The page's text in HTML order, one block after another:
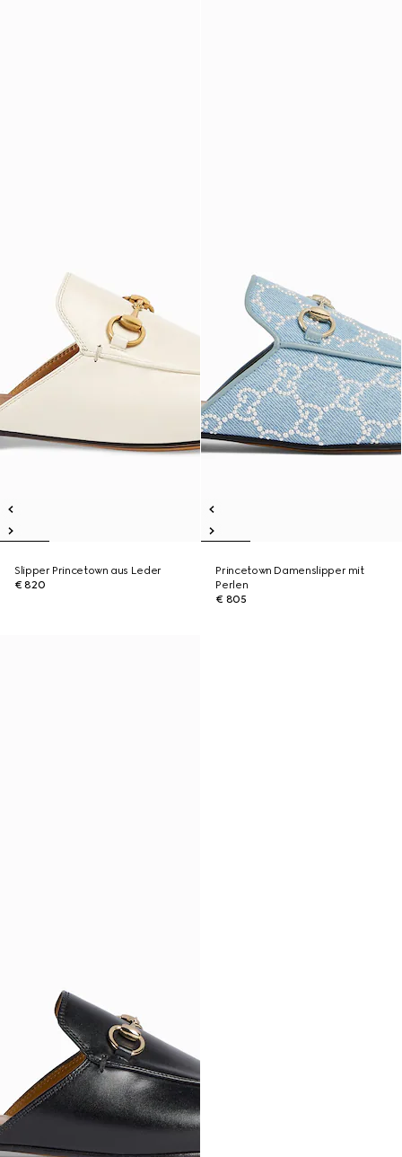
Slipper Princetown aus Leder
€ 820
Princetown Damenslipper mit
Perlen
€ 805